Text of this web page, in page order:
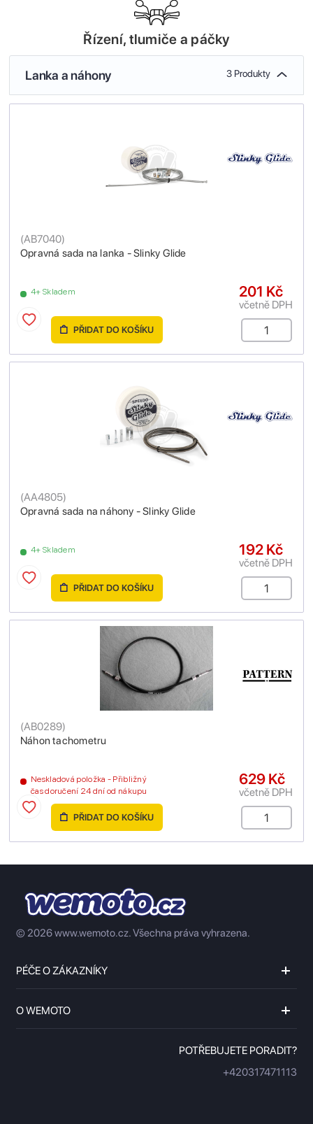
Řízení, tlumiče a páčky
Lanka a náhony 3 Produkty
Opravná sada na lanka - Slinky Glide
(AB7040)
4+ Skladem 201 Kč
včetně DPH
PŘIDAT DO KOŠÍKU
Opravná sada na náhony - Slinky Glide
(AA4805)
4+ Skladem 192 Kč
včetně DPH
PŘIDAT DO KOŠÍKU
Náhon tachometru
(AB0289)
Neskladová položka - Přibližný
čas doručení 24 dní od nákupu
629 Kč
včetně DPH
PŘIDAT DO KOŠÍKU
© 2026 www.wemoto.cz.Všechna práva vyhrazena.
PÉČE O ZÁKAZNÍKY
O WEMOTO
POTŘEBUJETE PORADIT?
+420317471113